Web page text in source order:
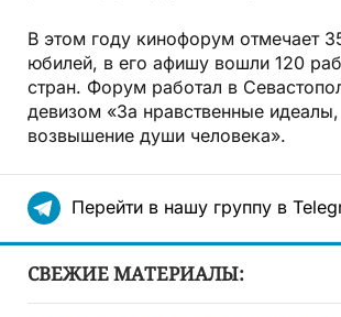
В этом году кинофорум отмечает
юбилей, в его афишу вошли 120
стран. Форум работал в
девизом «За нравственные идеалы,
возвышение души человека».
Перейти в нашу группу в
СВЕЖИЕ МАТЕРИАЛЫ: